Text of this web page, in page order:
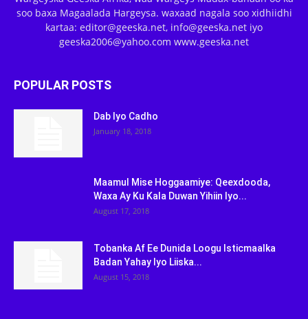
soo baxa Magaalada Hargeysa. waxaad nagala soo xidhiidhi
kartaa: editor@geeska.net, info@geeska.net iyo
geeska2006@yahoo.com www.geeska.net
POPULAR POSTS
Dab Iyo Cadho
January 18, 2018
Maamul Mise Hoggaamiye: Qeexdooda,
Waxa Ay Ku Kala Duwan Yihiin Iyo...
August 17, 2018
Tobanka Af Ee Dunida Loogu Isticmaalka
Badan Yahay Iyo Liiska...
August 15, 2018